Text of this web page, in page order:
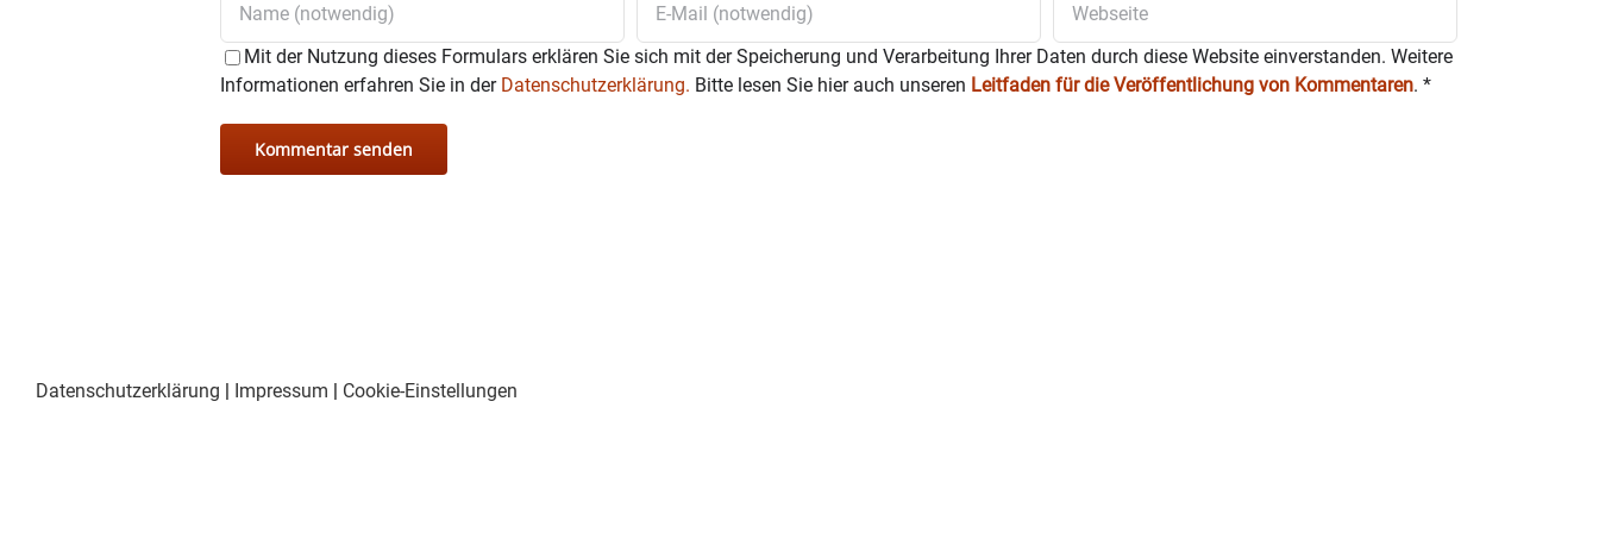
Mit der Nutzung dieses Formulars erklären Sie sich mit der Speicherung und Verarbeitung Ihrer Daten durch diese Website einverstanden. Weitere
Informationen erfahren Sie in der Datenschutzerklärung. Bitte lesen Sie hier auch unseren Leitfaden für die Veröffentlichung von Kommentaren. *
Datenschutzerklärung | Impressum | Cookie-Einstellungen